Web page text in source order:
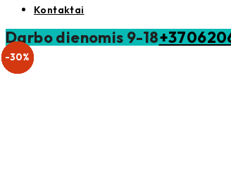
Kontaktai
Darbo dienomis 9-18
Išparduota
-30%
-25%
-40%
-25%
-30%